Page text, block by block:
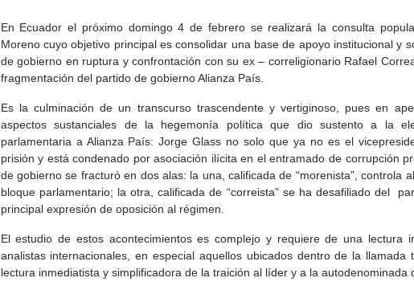
En Ecuador el próximo domingo 4 de febrero se realizará la consulta
Moreno cuyo objetivo principal es consolidar una base de apoyo institucional y
de gobierno en ruptura y confrontación con su ex – correligionario Rafael
fragmentación del partido de gobierno Alianza País.
Es la culminación de un transcurso trascendente y vertiginoso, pues en
aspectos sustanciales de la hegemonía política que dio sustento a la
parlamentaria a Alianza País: Jorge Glass no solo que ya no es el
prisión y está condenado por asociación ilícita en el entramado de corrupción
de gobierno se fracturó en dos alas: la una, calificada de “morenista”, controla
bloque parlamentario; la otra, calificada de “correista” se ha desafiliado del
principal expresión de oposición al régimen.
El estudio de estos acontecimientos es complejo y requiere de una lectura
analistas internacionales, en especial aquellos ubicados dentro de la llamada
lectura inmediatista y simplificadora de la traición al líder y a la autodenominada